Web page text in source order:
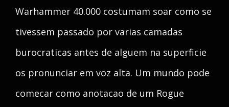
Warhammer 40.000 costumam soar como se
tivessem passado por varias camadas
burocraticas antes de alguem na superficie
os pronunciar em voz alta. Um mundo pode
comecar como anotacao de um Rogue